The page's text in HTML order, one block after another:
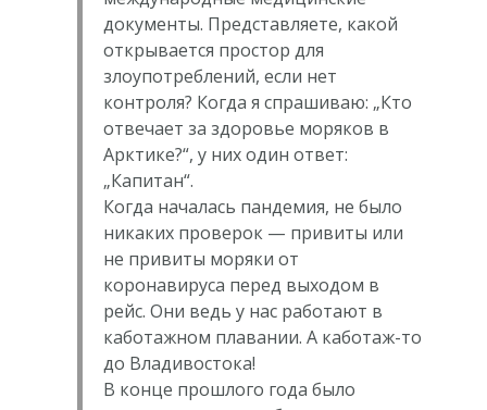
документы. Представляете, какой
открывается простор для
злоупотреблений, если нет
контроля? Когда я спрашиваю: „Кто
отвечает за здоровье моряков в
Арктике?“, у них один ответ:
„Капитан“.
Когда началась пандемия, не было
никаких проверок — привиты или
не привиты моряки от
коронавируса перед выходом в
рейс. Они ведь у нас работают в
каботажном плавании. А каботаж-то
до Владивостока!
В конце прошлого года было